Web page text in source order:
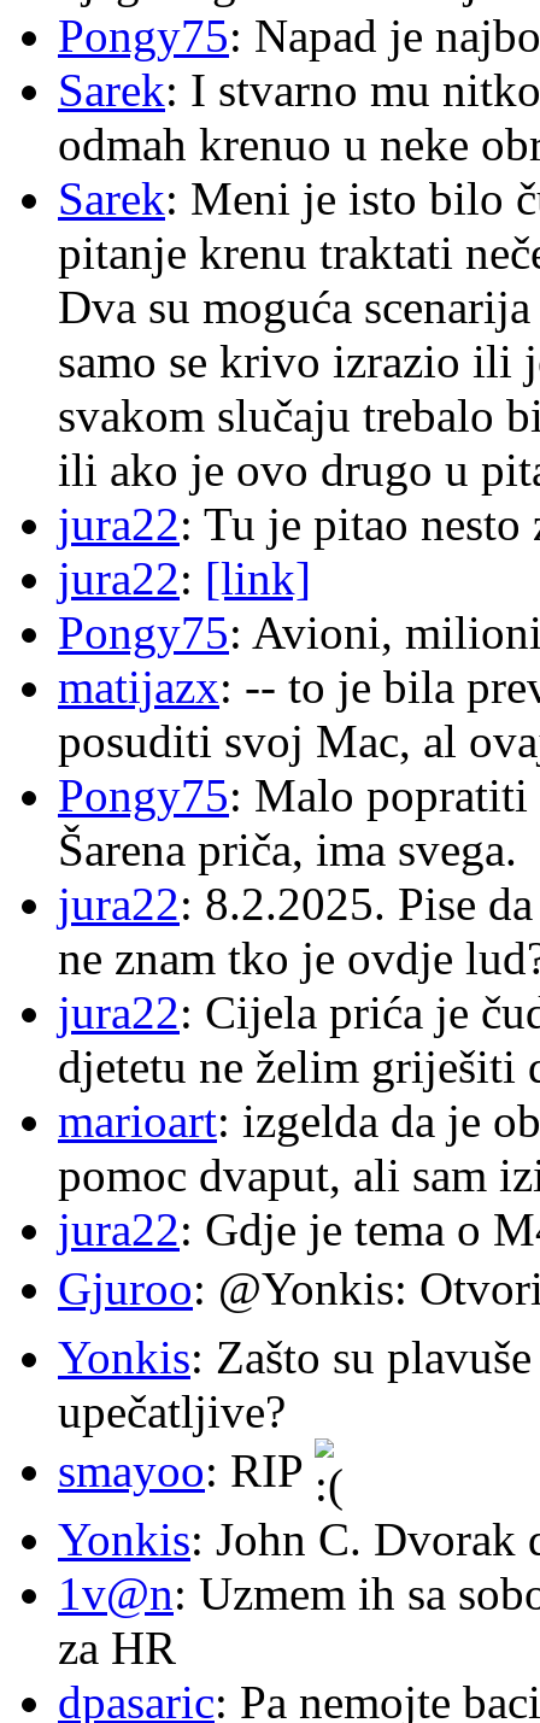
Pongy75: Napad je
Sarek: I stvarno mu
odmah krenuo u neke
Sarek: Meni je isto bilo
pitanje krenu traktati
Dva su moguća
samo se krivo izrazio ili
svakom slučaju trebalo
ili ako je ovo drugo u
jura22: Tu je pitao
jura22: [link]
Pongy75: Avioni,
matijazx: -- to je bila
posuditi svoj Mac, al
Pongy75: Malo popratiti
Šarena priča, ima svega.
jura22: 8.2.2025. Pise
ne znam tko je ovdje
jura22: Cijela prića je
djetetu ne želim griješiti
marioart: izgelda da je
pomoc dvaput, ali sam
jura22: Gdje je tema o
Gjuroo: @Yonkis:
Yonkis: Zašto su
upečatljive?
smayoo: RIP
Yonkis: John C. Dvorak
1v@n: Uzmem ih sa
za HR
dpasaric: Pa nemojte